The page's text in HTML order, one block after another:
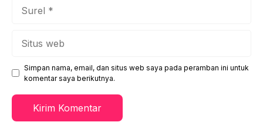
Simpan nama, email, dan situs web saya pada peramban ini untuk
komentar saya berikutnya.